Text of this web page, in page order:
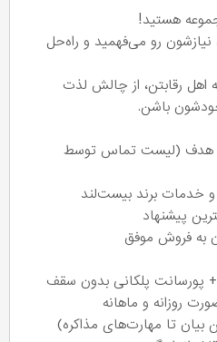
هستید!
نیازشون رو می‌فهمید و راه‌حل
اهل رقابتن، از چالش لذت
باشن.
هدف (لیست تماس توسط
خدمات برند بیست‌لند
پیشنهاد
به فروش موفق
پورسانت پلکانی بدون سقف
روزانه و ماهانه
بیان تا مهارت‌های مذاکره)